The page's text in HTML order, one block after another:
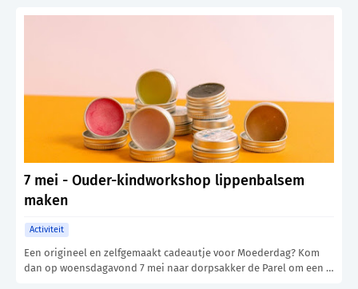
7 mei - Ouder-kindworkshop lippenbalsem
maken
Activiteit
Een origineel en zelfgemaakt cadeautje voor Moederdag? Kom
dan op woensdagavond 7 mei naar dorpsakker de Parel om een …